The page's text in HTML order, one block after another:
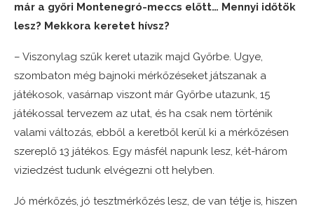
már a győri Montenegró-meccs előtt… Mennyi időtök
lesz? Mekkora keretet hívsz?
– Viszonylag szűk keret utazik majd Győrbe. Ugye,
szombaton még bajnoki mérkőzéseket játszanak a
játékosok, vasárnap viszont már Győrbe utazunk, 15
játékossal tervezem az utat, és ha csak nem történik
valami változás, ebből a keretből kerül ki a mérkőzésen
szereplő 13 játékos. Egy másfél napunk lesz, két-három
viziedzést tudunk elvégezni ott helyben.
Jó mérkőzés, jó tesztmérkőzés lesz, de van tétje is, hiszen